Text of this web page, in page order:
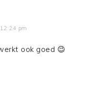
pm
ook goed 😉